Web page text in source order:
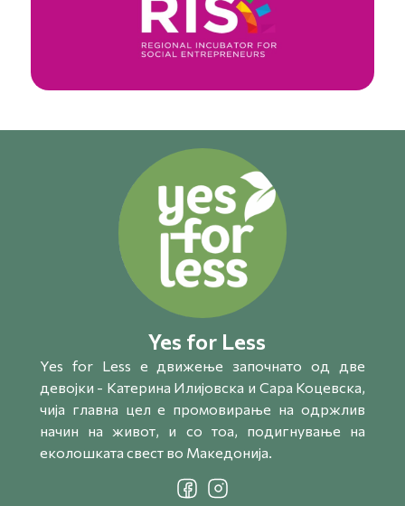
Yes for Less
Yes for Less e движење започнато од две
девојки - Катерина Илијовска и Сара Коцевска,
чија главна цел е промовирање на одржлив
начин на живот, и со тоа, подигнување на
еколошката свест во Македонија.